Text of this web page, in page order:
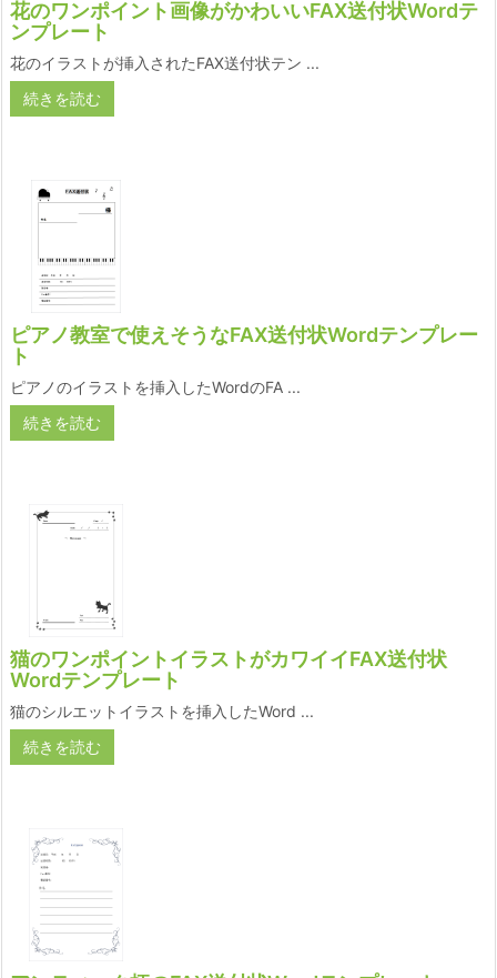
花のワンポイント画像がかわいいFAX送付状Wordテ
ンプレート
花のイラストが挿入されたFAX送付状テン ...
続きを読む
ピアノ教室で使えそうなFAX送付状Wordテンプレー
ト
ピアノのイラストを挿入したWordのFA ...
続きを読む
猫のワンポイントイラストがカワイイFAX送付状
Wordテンプレート
猫のシルエットイラストを挿入したWord ...
続きを読む